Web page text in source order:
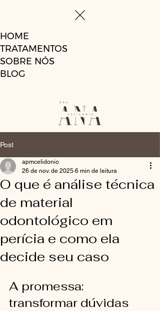
HOME
TRATAMENTOS
SOBRE NÓS
BLOG
Post
O que é análise técnica
de material
odontológico em
perícia e como ela
decide seu caso
apmcelidonio
26 de nov. de 2025 6 min de leitura
A promessa:
transformar dúvidas